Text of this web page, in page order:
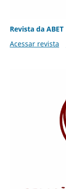
Revista da ABET
Acessar revista